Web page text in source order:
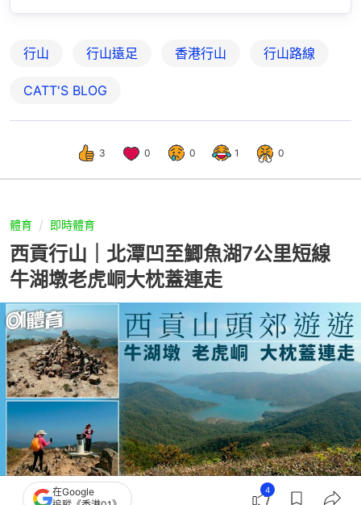
行山 行山遠足 香港行山 行山路線
CATT'S BLOG
3 0 0 1 0
體育 即時體育
西貢行山｜北潭凹至鯽魚湖7公里短線
牛湖墩老虎峒大枕蓋連走
在Google
4